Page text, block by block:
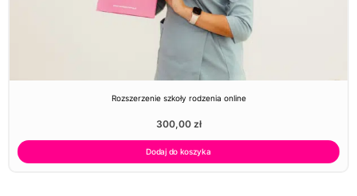
Rozszerzenie szkoły rodzenia online
300,00 zł
Dodaj do koszyka